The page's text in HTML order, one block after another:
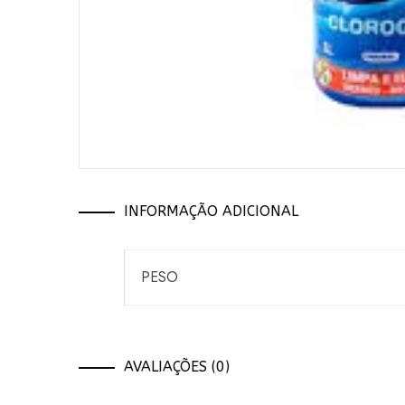
INFORMAÇÃO ADICIONAL
PESO
AVALIAÇÕES (0)